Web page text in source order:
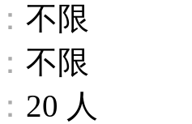
不限
不限
20 人